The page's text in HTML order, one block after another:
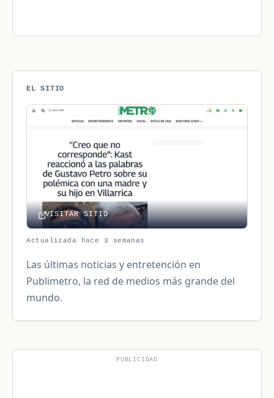
EL SITIO
VISITAR SITIO
Actualizada hace 3 semanas
Las últimas noticias y entretención en
Publimetro, la red de medios más grande del
mundo.
PUBLICIDAD